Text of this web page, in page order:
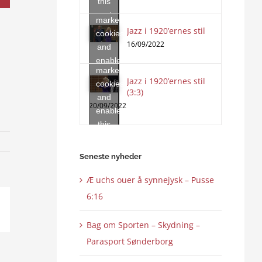
content
accept
marketing
cookies
and
enable
this
content
Jazz i 1920’ernes stil
16/09/2022
Click
to
accept
marketing
cookies
and
enable
this
Jazz i 1920’ernes stil
(3:3)
20/09/2022
Seneste nyheder
Æ uchs ouer å synnejysk – Pusse
6:16
Bag om Sporten – Skydning –
Parasport Sønderborg